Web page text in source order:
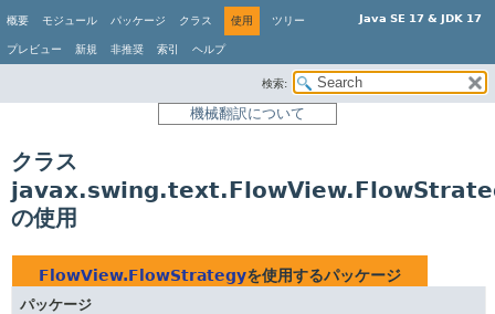
Java SE 17 & JDK 17
概要 モジュール パッケージ クラス 使用 ツリー
プレビュー 新規 非推奨 索引 ヘルプ
検索:
機械翻訳について
クラス
の使用
FlowView.FlowStrategyを使用するパッケージ
パッケージ